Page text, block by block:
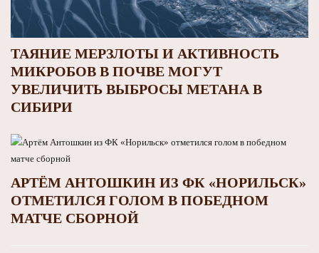
ТАЯНИЕ МЕРЗЛОТЫ И АКТИВНОСТЬ
МИКРОБОВ В ПОЧВЕ МОГУТ
УВЕЛИЧИТЬ ВЫБРОСЫ МЕТАНА В
СИБИРИ
АРТЁМ АНТОШКИН ИЗ ФК «НОРИЛЬСК»
ОТМЕТИЛСЯ ГОЛОМ В ПОБЕДНОМ
МАТЧЕ СБОРНОЙ